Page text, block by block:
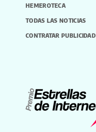
HEMEROTECA
TODAS LAS NOTICIAS
CONTRATAR PUBLICIDAD